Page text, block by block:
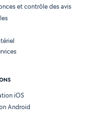
et contrôle des avis
iOS
Android